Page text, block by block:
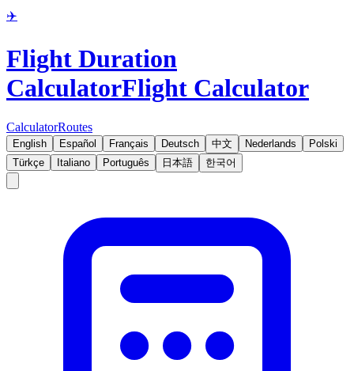
✈️
Flight Duration
CalculatorFlight Calculator
CalculatorRoutes
English Español Français Deutsch 中文 Nederlands
Polski
Türkçe
Italiano Português 日本語 한국어